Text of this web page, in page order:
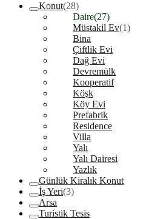
Konut(28)
Daire(27)
Müstakil Ev(1)
Bina
Çiftlik Evi
Dağ Evi
Devremülk
Kooperatif
Köşk
Köy Evi
Prefabrik
Residence
Villa
Yalı
Yalı Dairesi
Yazlık
Günlük Kiralık Konut
İş Yeri(3)
Arsa
Turistik Tesis